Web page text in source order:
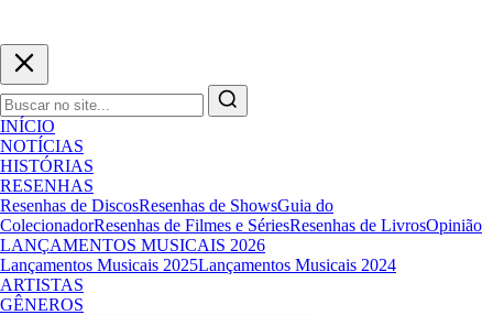
INÍCIO
NOTÍCIAS
HISTÓRIAS
RESENHAS
Resenhas de DiscosResenhas de ShowsGuia do
ColecionadorResenhas de Filmes e SériesResenhas de LivrosOpinião
LANÇAMENTOS MUSICAIS 2026
Lançamentos Musicais 2025Lançamentos Musicais 2024
ARTISTAS
GÊNEROS